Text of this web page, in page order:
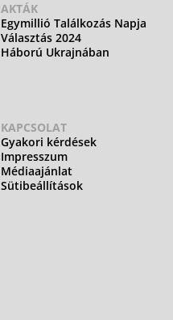
AKTÁK
Egymillió Találkozás Napja
Választás 2024
Háború Ukrajnában
KAPCSOLAT
Gyakori kérdések
Impresszum
Médiaajánlat
Sütibeállítások